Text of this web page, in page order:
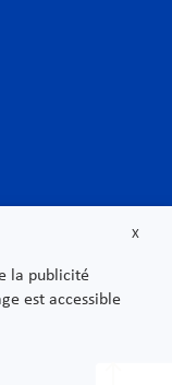
X
la publicité
est accessible